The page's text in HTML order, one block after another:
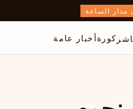
مدار الساعة
كورةأخبار عامة